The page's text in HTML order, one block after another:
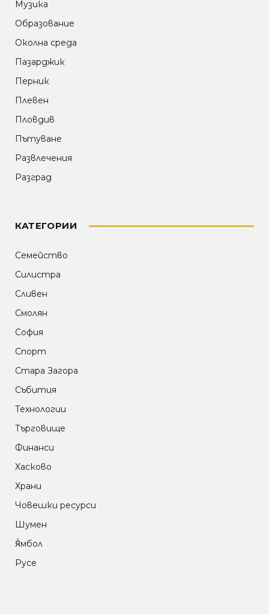
Музика
Образование
Околна среда
Пазарджик
Перник
Плевен
Пловдив
Пътуване
Развлечения
Разград
КАТЕГОРИИ
Семейство
Силистра
Сливен
Смолян
София
Спорт
Стара Загора
Събития
Технологии
Търговище
Финанси
Хасково
Храни
Човешки ресурси
Шумен
Я̀мбол
Русе